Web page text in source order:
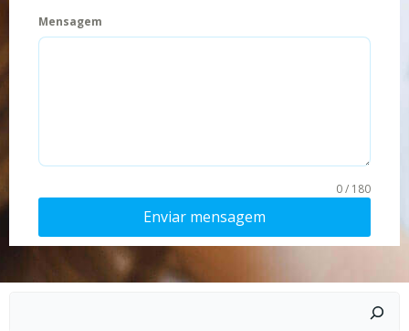
Mensagem
0 / 180
Enviar mensagem